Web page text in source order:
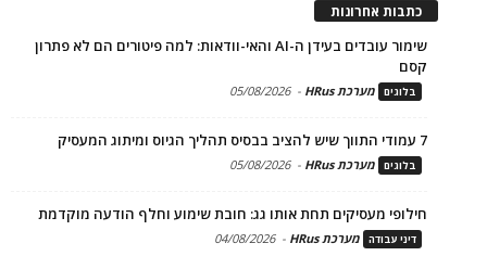
כתבות אחרונות
שימור עובדים בעידן ה-AI והאי-וודאות: למה פיטורים הם לא פתרון
קסם
בלוגים מערכת HRus -
05/08/2026
7 עמודי התווך שיש להציב בבסיס תהליך הגיוס ומיתוג המעסיק
בלוגים מערכת HRus -
05/08/2026
חילופי מעסיקים תחת אותו גג: חובת שימוע וחלף הודעה מוקדמת
דיני עבודה מערכת HRus -
04/08/2026